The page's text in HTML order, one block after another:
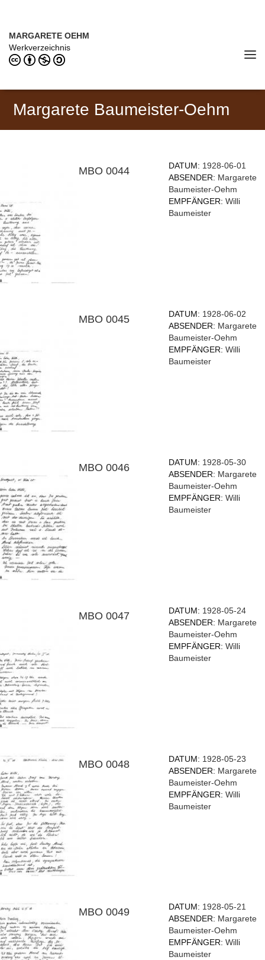
MARGARETE OEHM
Werkverzeichnis
Margarete Baumeister-Oehm
MBO 0044 DATUM: 1928-06-01
ABSENDER: Margarete
Baumeister-Oehm
EMPFÄNGER:Willi
Baumeister
MBO 0045 DATUM: 1928-06-02
ABSENDER: Margarete
Baumeister-Oehm
EMPFÄNGER:Willi
Baumeister
MBO 0046 DATUM: 1928-05-30
ABSENDER: Margarete
Baumeister-Oehm
EMPFÄNGER:Willi
Baumeister
MBO 0047 DATUM: 1928-05-24
ABSENDER: Margarete
Baumeister-Oehm
EMPFÄNGER:Willi
Baumeister
MBO 0048 DATUM: 1928-05-23
ABSENDER: Margarete
Baumeister-Oehm
EMPFÄNGER:Willi
Baumeister
MBO 0049 DATUM: 1928-05-21
ABSENDER: Margarete
Baumeister-Oehm
EMPFÄNGER:Willi
Baumeister